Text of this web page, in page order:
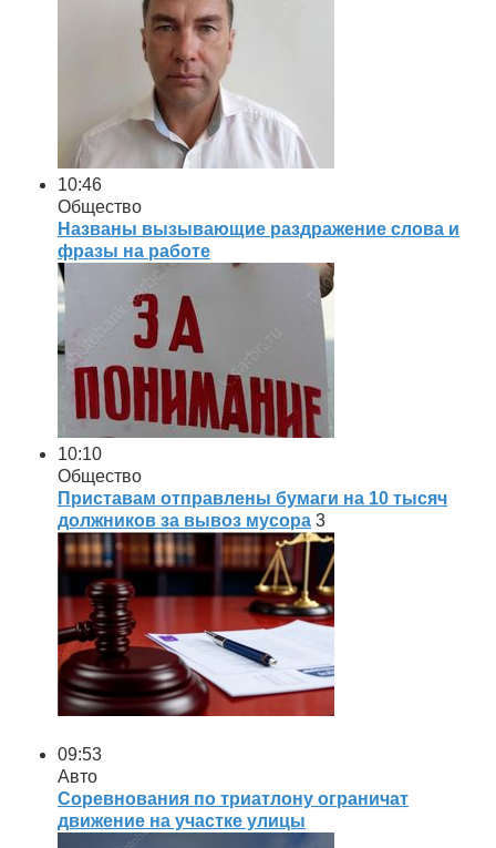
10:46
Общество
Названы вызывающие раздражение слова и
фразы на работе
10:10
Общество
Приставам отправлены бумаги на 10 тысяч
должников за вывоз мусора 3
09:53
Авто
Соревнования по триатлону ограничат
движение на участке улицы